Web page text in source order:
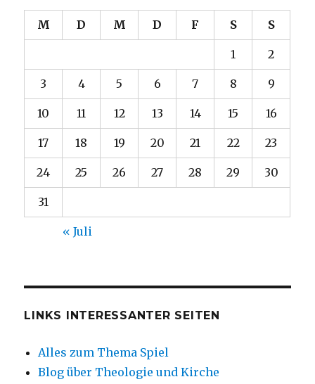
M D M D F S S
1 2
3 4 5 6 7 8 9
10 11 12 13 14 15 16
17 18 19 20 21 22 23
24 25 26 27 28 29 30
31
« Juli
LINKS INTERESSANTER SEITEN
Alles zum Thema Spiel
Blog über Theologie und Kirche